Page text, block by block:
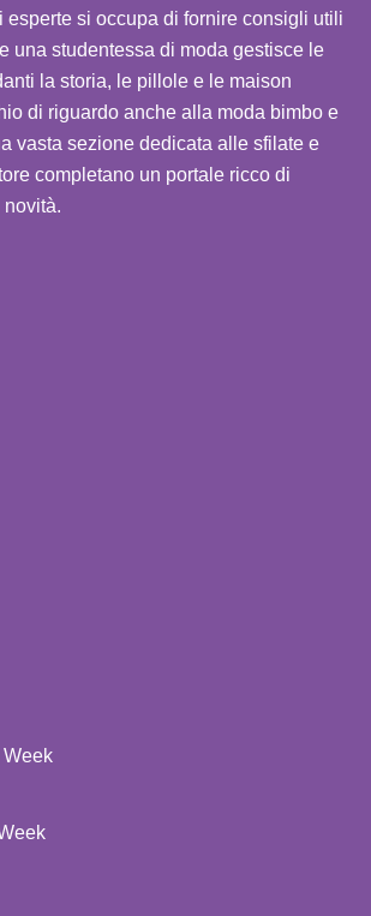
esperte si occupa di fornire consigli utili
una studentessa di moda gestisce le
la storia, le pillole e le maison
di riguardo anche alla moda bimbo e
vasta sezione dedicata alle sfilate e
completano un portale ricco di
Week